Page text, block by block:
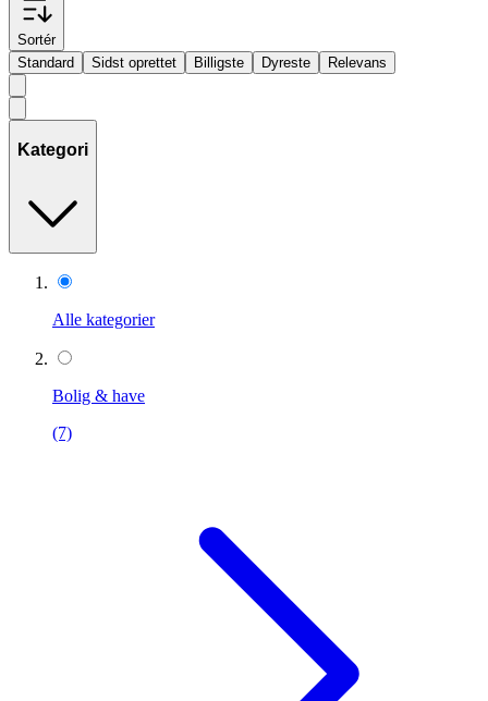
Sortér
Standard
Sidst oprettet Billigste Dyreste Relevans
Kategori
Alle kategorier
Bolig & have
(7)